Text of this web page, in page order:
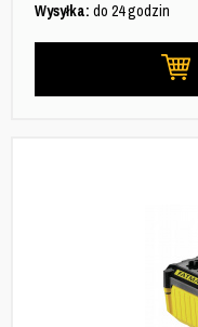
Wysyłka: do 24 godzin